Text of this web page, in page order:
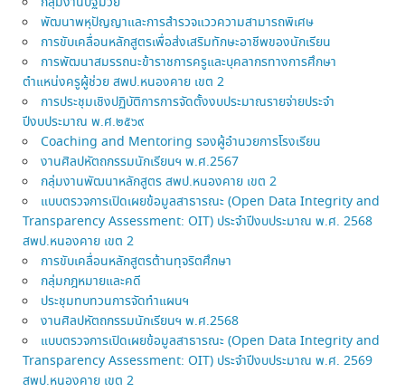
พัฒนาพหุปัญญาและการสำรวจแววความสามารถพิเศษ
การขับเคลื่อนหลักสูตรเพื่อส่งเสริมทักษะอาชีพของนักเรียน
การพัฒนาสมรรถนะข้าราชการครูและบุคลากรทางการศึกษา
ตำแหน่งครูผู้ช่วย สพป.หนองคาย เขต 2
การประชุมเชิงปฏิบัติการการจัดตั้งงบประมาณรายจ่ายประจำ
ปีงบประมาณ พ.ศ.๒๕๖๙
Coaching and Mentoring รองผู้อำนวยการโรงเรียน
งานศิลปหัตถกรรมนักเรียนฯ พ.ศ.2567
กลุ่มงานพัฒนาหลักสูตร สพป.หนองคาย เขต 2
แบบตรวจการเปิดเผยข้อมูลสาธารณะ (Open Data Integrity and
Transparency Assessment: OIT) ประจำปีงบประมาณ พ.ศ. 2568
สพป.หนองคาย เขต 2
การขับเคลื่อนหลักสูตรต้านทุจริตศึกษา
กลุ่มกฎหมายและคดี
ประชุมทบทวนการจัดทำแผนฯ
งานศิลปหัตถกรรมนักเรียนฯ พ.ศ.2568
แบบตรวจการเปิดเผยข้อมูลสาธารณะ (Open Data Integrity and
Transparency Assessment: OIT) ประจำปีงบประมาณ พ.ศ. 2569
สพป.หนองคาย เขต 2